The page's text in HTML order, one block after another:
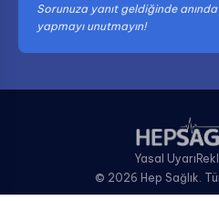
Sorunuza yanıt geldiğinde
yapmayı unutmayın!
Yasal Uyarı
© 2026 Hep Sağlık.